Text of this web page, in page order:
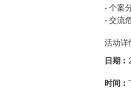
- 个案
- 交流
活动详
日期︰
时间︰